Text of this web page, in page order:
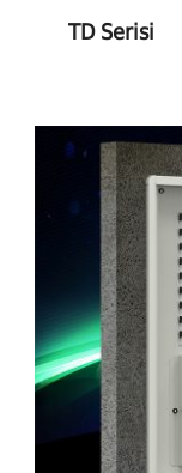
TD Serisi